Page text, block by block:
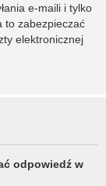
e-maili i tylko
to zabezpieczać
elektronicznej
odpowiedź w